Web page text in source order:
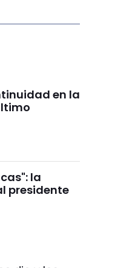
en la
la
presidente